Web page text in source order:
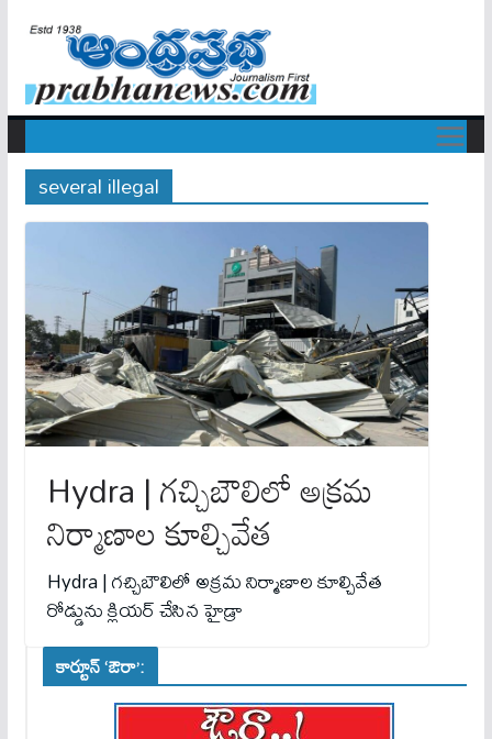
several illegal
Hydra | గ‌చ్చిబౌలిలో అక్ర‌మ
నిర్మాణాల కూల్చివేత‌
Hydra | గ‌చ్చిబౌలిలో అక్ర‌మ నిర్మాణాల కూల్చివేత‌
రోడ్డును క్లియ‌ర్ చేసిన హైడ్రా
కార్టూన్ ‘ఔరా’: